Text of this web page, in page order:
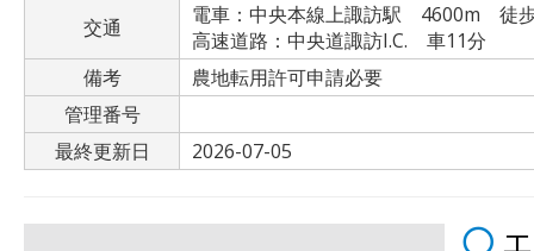
交通
電車：中央本線上諏訪駅 4600m 徒
高速道路：中央道諏訪I.C. 車11分
備考
農地転用許可申請必要
管理番号
最終更新日
2026-07-05